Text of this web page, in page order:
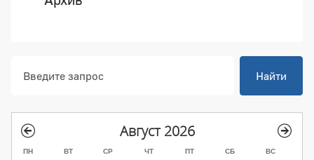
Найти
Август 2026
ПН ВТ СР ЧТ ПТ СБ ВС